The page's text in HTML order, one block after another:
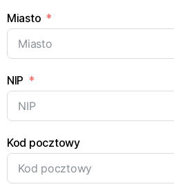
Miasto
NIP
Kod pocztowy